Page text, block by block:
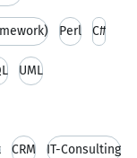
Perl C#
UML
CRM IT-Consulting